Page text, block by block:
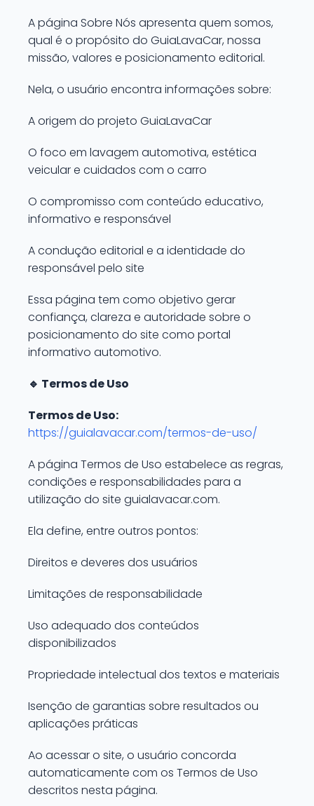
A página Sobre Nós apresenta quem somos,
qual é o propósito do GuiaLavaCar, nossa
missão, valores e posicionamento editorial.
Nela, o usuário encontra informações sobre:
A origem do projeto GuiaLavaCar
O foco em lavagem automotiva, estética
veicular e cuidados com o carro
O compromisso com conteúdo educativo,
informativo e responsável
A condução editorial e a identidade do
responsável pelo site
Essa página tem como objetivo gerar
confiança, clareza e autoridade sobre o
posicionamento do site como portal
informativo automotivo.
🔹 Termos de Uso
Termos de Uso:
https://guialavacar.com/termos-de-uso/
A página Termos de Uso estabelece as regras,
condições e responsabilidades para a
utilização do site guialavacar.com.
Ela define, entre outros pontos:
Direitos e deveres dos usuários
Limitações de responsabilidade
Uso adequado dos conteúdos
disponibilizados
Propriedade intelectual dos textos e materiais
Isenção de garantias sobre resultados ou
aplicações práticas
Ao acessar o site, o usuário concorda
automaticamente com os Termos de Uso
descritos nesta página.